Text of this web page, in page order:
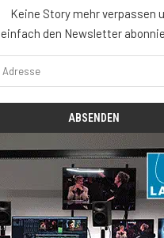
Keine Story mehr verpassen
einfach den Newsletter